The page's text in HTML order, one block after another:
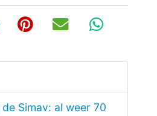
LinkedInPinterest
E-mail
Simav: al weer 70